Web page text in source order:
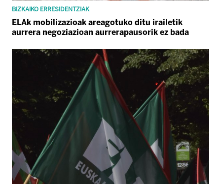
BIZKAIKO ERRESIDENTZIAK
ELAk mobilizazioak areagotuko ditu irailetik
aurrera negoziazioan aurrerapausorik ez bada